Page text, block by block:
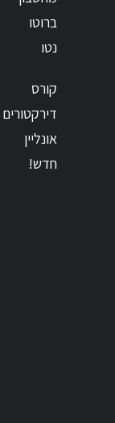
ברוטו
נטו
קורס
דירקטורים
אונליין
חדש!